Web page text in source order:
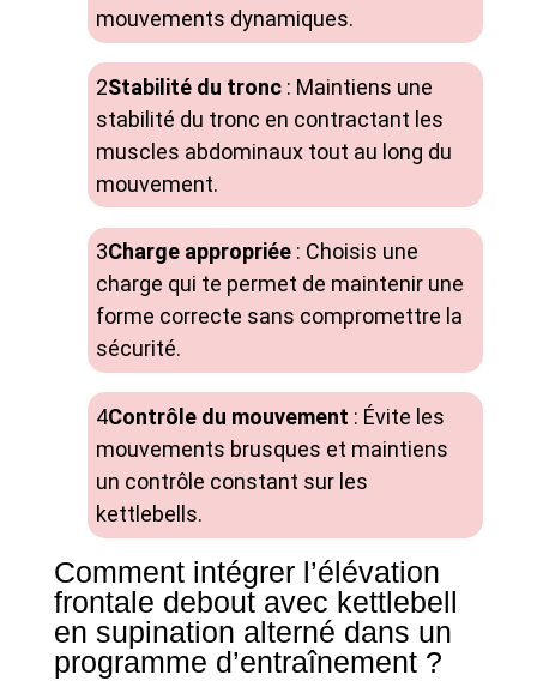
mouvements dynamiques.
Stabilité du tronc: Maintiens une
stabilité du tronc en contractant les
muscles abdominaux tout au long du
mouvement.
Charge appropriée: Choisis une
charge qui te permet de maintenir une
forme correcte sans compromettre la
sécurité.
Contrôle du mouvement : Évite les
mouvements brusques et maintiens
un contrôle constant sur les
kettlebells.
Comment intégrer l’élévation
frontale debout avec kettlebell
en supination alterné dans un
programme d’entraînement ?